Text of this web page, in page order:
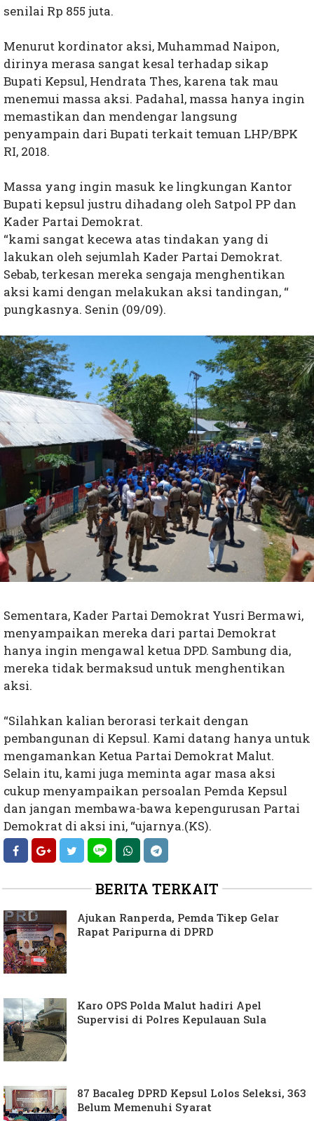
senilai Rp 855 juta.
Menurut kordinator aksi, Muhammad Naipon,
dirinya merasa sangat kesal terhadap sikap
Bupati Kepsul, Hendrata Thes, karena tak mau
menemui massa aksi. Padahal, massa hanya ingin
memastikan dan mendengar langsung
penyampain dari Bupati terkait temuan LHP/BPK
RI, 2018.
Massa yang ingin masuk ke lingkungan Kantor
Bupati kepsul justru dihadang oleh Satpol PP dan
Kader Partai Demokrat.
“kami sangat kecewa atas tindakan yang di
lakukan oleh sejumlah Kader Partai Demokrat.
Sebab, terkesan mereka sengaja menghentikan
aksi kami dengan melakukan aksi tandingan, “
pungkasnya. Senin (09/09).
Sementara, Kader Partai Demokrat Yusri Bermawi,
menyampaikan mereka dari partai Demokrat
hanya ingin mengawal ketua DPD. Sambung dia,
mereka tidak bermaksud untuk menghentikan
aksi.
“Silahkan kalian berorasi terkait dengan
pembangunan di Kepsul. Kami datang hanya untuk
mengamankan Ketua Partai Demokrat Malut.
Selain itu, kami juga meminta agar masa aksi
cukup menyampaikan persoalan Pemda Kepsul
dan jangan membawa-bawa kepengurusan Partai
Demokrat di aksi ini, “ujarnya.(KS).
BERITA TERKAIT
Ajukan Ranperda, Pemda Tikep Gelar
Rapat Paripurna di DPRD
Karo OPS Polda Malut hadiri Apel
Supervisi di Polres Kepulauan Sula
87 Bacaleg DPRD Kepsul Lolos Seleksi, 363
Belum Memenuhi Syarat